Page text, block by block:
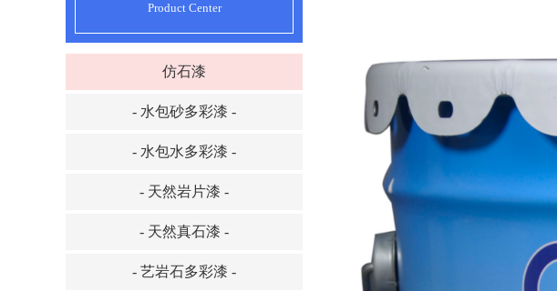
Product Center
仿石漆
- 水包砂多彩漆 -
- 水包水多彩漆 -
- 天然岩片漆 -
- 天然真石漆 -
- 艺岩石多彩漆 -